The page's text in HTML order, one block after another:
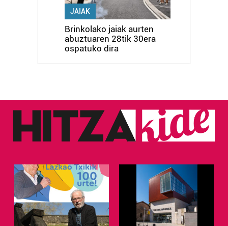
JAIAK
Brinkolako jaiak aurten
abuztuaren 28tik 30era
ospatuko dira